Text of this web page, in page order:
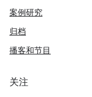
案例研究
归档
播客和节目
关注